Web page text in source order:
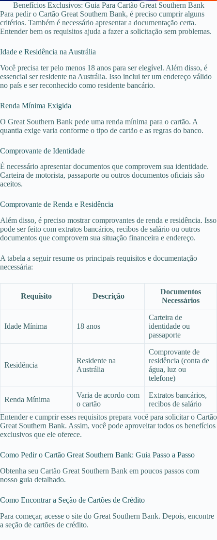
Benefícios Exclusivos: Guia Para Cartão Great Southern Bank
Para pedir o Cartão Great Southern Bank, é preciso cumprir alguns
critérios. Também é necessário apresentar a documentação certa.
Entender bem os requisitos ajuda a fazer a solicitação sem problemas.
Idade e Residência na Austrália
Você precisa ter pelo menos 18 anos para ser elegível. Além disso, é
essencial ser residente na Austrália. Isso inclui ter um endereço válido
no país e ser reconhecido como residente bancário.
Renda Mínima Exigida
O Great Southern Bank pede uma renda mínima para o cartão. A
quantia exige varia conforme o tipo de cartão e as regras do banco.
Comprovante de Identidade
É necessário apresentar documentos que comprovem sua identidade.
Carteira de motorista, passaporte ou outros documentos oficiais são
aceitos.
Comprovante de Renda e Residência
Além disso, é preciso mostrar comprovantes de renda e residência. Isso
pode ser feito com extratos bancários, recibos de salário ou outros
documentos que comprovem sua situação financeira e endereço.
A tabela a seguir resume os principais requisitos e documentação
necessária:
Requisito Descrição
Documentos
Necessários
Idade Mínima 18 anos
Carteira de
identidade ou
passaporte
Residência
Residente na
Austrália
Comprovante de
residência (conta de
água, luz ou
telefone)
Renda Mínima
Varia de acordo com
o cartão
Extratos bancários,
recibos de salário
Entender e cumprir esses requisitos prepara você para solicitar o Cartão
Great Southern Bank. Assim, você pode aproveitar todos os benefícios
exclusivos que ele oferece.
Como Pedir o Cartão Great Southern Bank: Guia Passo a Passo
Obtenha seu Cartão Great Southern Bank em poucos passos com
nosso guia detalhado.
Como Encontrar a Seção de Cartões de Crédito
Para começar, acesse o site do Great Southern Bank. Depois, encontre
a seção de cartões de crédito.